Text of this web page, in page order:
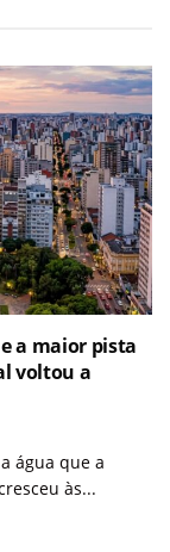
a maior pista
voltou a
água que a
às...